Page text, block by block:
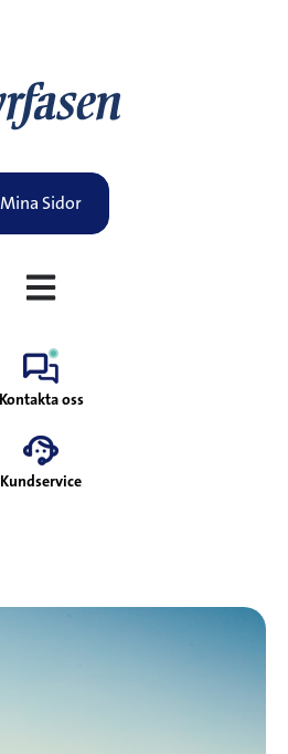
Mina Sidor
Öppna huvudnavigering
Kontakta oss
Kundservice